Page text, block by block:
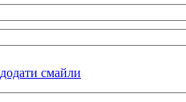
додати смайли